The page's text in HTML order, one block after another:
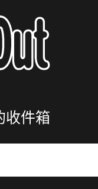
收件箱